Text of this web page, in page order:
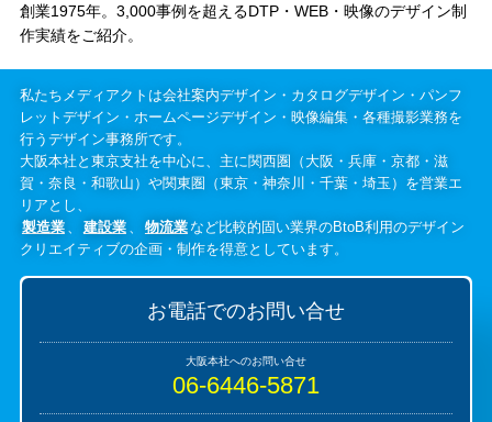
創業1975年。3,000事例を超えるDTP・WEB・映像のデザイン制
作実績をご紹介。
私たちメディアクトは会社案内デザイン・カタログデザイン・パンフ
レットデザイン・ホームページデザイン・映像編集・各種撮影業務を
行うデザイン事務所です。
大阪本社と東京支社を中心に、主に関西圏（大阪・兵庫・京都・滋
賀・奈良・和歌山）や関東圏（東京・神奈川・千葉・埼玉）を営業エ
リアとし、
製造業
建設業 物流業など比較的固い業界のBtoB利用のデザイン
クリエイティブの企画・制作を得意としています。
お電話でのお問い合せ
06-6446-5871